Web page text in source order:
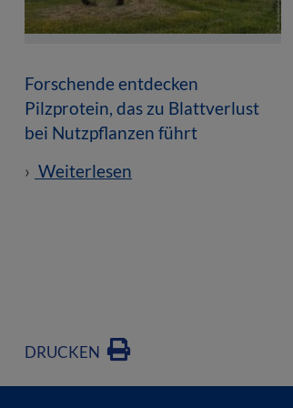
Forschende entdecken
Pilzprotein, das zu Blattverlust
bei Nutzpflanzen führt
Weiterlesen
DRUCKEN